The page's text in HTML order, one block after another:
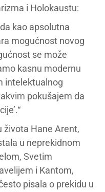
i Holokaustu:
kao apsolutna
mogućnost novog
se može
kasnu modernu
intelektualnog
pokušajem da
života Hane Arent,
u neprekidnom
Svetim
i Kantom,
pisala o prekidu u